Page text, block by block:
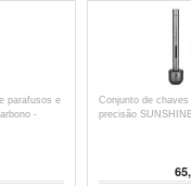
parafusos e
-
Conjunto de
precisão